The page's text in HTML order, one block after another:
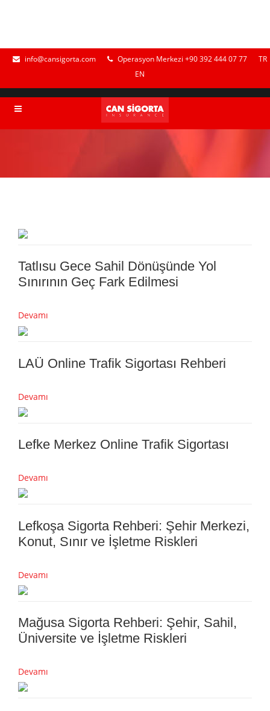
info@cansigorta.com Operasyon Merkezi +90 392 444 07 77
TR
EN
Tatlısu Gece Sahil Dönüşünde Yol
Sınırının Geç Fark Edilmesi
Devamı
LAÜ Online Trafik Sigortası Rehberi
Devamı
Lefke Merkez Online Trafik Sigortası
Devamı
Lefkoşa Sigorta Rehberi: Şehir Merkezi,
Konut, Sınır ve İşletme Riskleri
Devamı
Mağusa Sigorta Rehberi: Şehir, Sahil,
Üniversite ve İşletme Riskleri
Devamı